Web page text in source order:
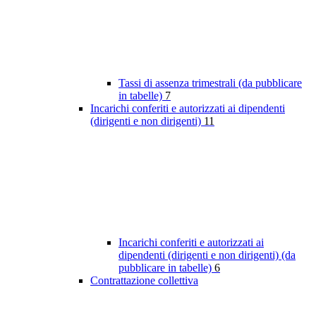
Tassi di assenza trimestrali (da pubblicare
in tabelle) 7
Incarichi conferiti e autorizzati ai dipendenti
(dirigenti e non dirigenti) 11
Incarichi conferiti e autorizzati ai
dipendenti (dirigenti e non dirigenti) (da
pubblicare in tabelle) 6
Contrattazione collettiva